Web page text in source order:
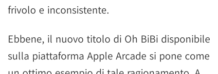
frivolo e inconsistente.
Ebbene, il nuovo titolo di Oh BiBi disponibile
sulla piattaforma Apple Arcade si pone come